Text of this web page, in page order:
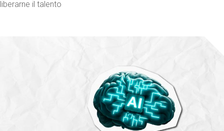
liberarne il talento